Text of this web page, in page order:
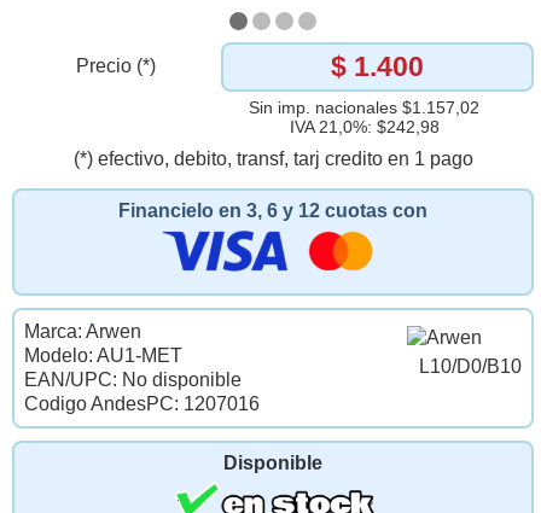
Precio (*) $ 1.400
Sin imp. nacionales $1.157,02
IVA 21,0%: $242,98
(*) efectivo, debito, transf, tarj credito en 1 pago
Financielo en 3, 6 y 12 cuotas con
L10/D0/B10
Marca: Arwen
Modelo: AU1-MET
EAN/UPC: No disponible
Codigo AndesPC: 1207016
Disponible